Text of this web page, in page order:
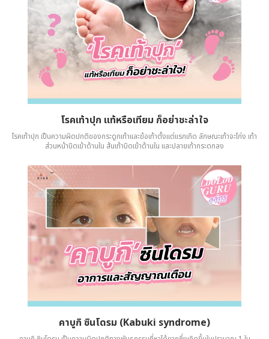
โรคเท้าปุก แท้หรือเทียม ก็อย่าชะล่าใจ
โรคเท้าปุก เป็นความผิดปกติของกระดูกเท้าและข้อเท้าตั้งแต่แรกเกิด ลักษณะเท้าจะโก่ง เท้า
ส่วนหน้าบิดเข้าด้านใน ส้นเท้าบิดเข้าด้านใน และปลายเท้ากระดกลง
คาบูกิ ซินโดรม (Kabuki syndrome)